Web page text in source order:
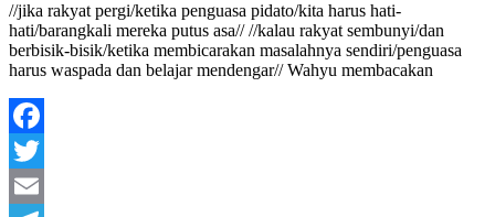
//jika rakyat pergi/ketika penguasa pidato/kita harus hati-
hati/barangkali mereka putus asa// //kalau rakyat sembunyi/dan
berbisik-bisik/ketika membicarakan masalahnya sendiri/penguasa
harus waspada dan belajar mendengar// Wahyu membacakan
Facebook
Twitter